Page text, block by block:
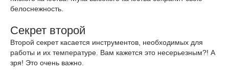
белоснежность.
Секрет второй
Второй секрет касается инструментов, необходимых для
работы и их температуре. Вам кажется это несерьезным?! А
зря! Это очень важно.